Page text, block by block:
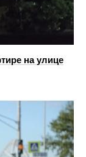
на улице